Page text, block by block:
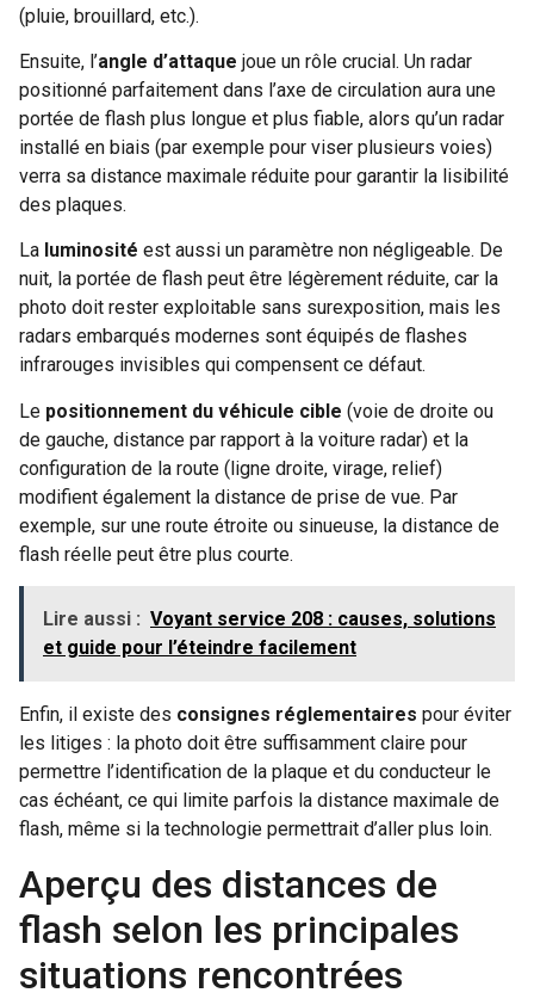
(pluie, brouillard, etc.).
Ensuite, l’angle d’attaque joue un rôle crucial. Un radar
positionné parfaitement dans l’axe de circulation aura une
portée de flash plus longue et plus fiable, alors qu’un radar
installé en biais (par exemple pour viser plusieurs voies)
verra sa distance maximale réduite pour garantir la lisibilité
des plaques.
La luminosité est aussi un paramètre non négligeable. De
nuit, la portée de flash peut être légèrement réduite, car la
photo doit rester exploitable sans surexposition, mais les
radars embarqués modernes sont équipés de flashes
infrarouges invisibles qui compensent ce défaut.
Le positionnement du véhicule cible (voie de droite ou
de gauche, distance par rapport à la voiture radar) et la
configuration de la route (ligne droite, virage, relief)
modifient également la distance de prise de vue. Par
exemple, sur une route étroite ou sinueuse, la distance de
flash réelle peut être plus courte.
Lire aussi : Voyant service 208 : causes, solutions
et guide pour l’éteindre facilement
Enfin, il existe des consignes réglementaires pour éviter
les litiges : la photo doit être suffisamment claire pour
permettre l’identification de la plaque et du conducteur le
cas échéant, ce qui limite parfois la distance maximale de
flash, même si la technologie permettrait d’aller plus loin.
Aperçu des distances de
flash selon les principales
situations rencontrées